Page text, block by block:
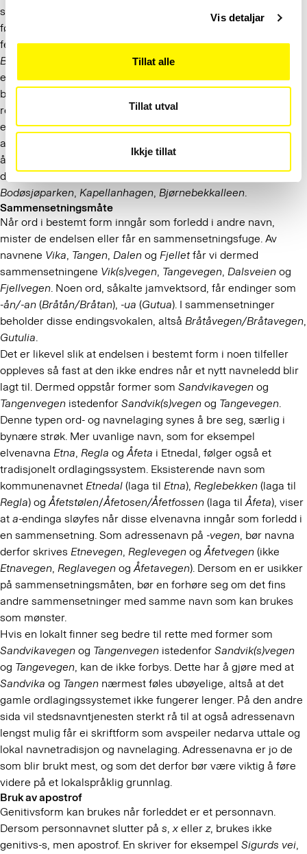
Vis detaljar
Tillat alle
Tillat utval
Ikkje tillat
stor forbokstav. Ved løse sammensetninger skal bare det
første ordet ha stor bokstav når resten av navnet er et
fellesnavn i ubestemt form:Øraker allé,Nedre gate.
Bodøsjøen Park
Kapellanens Hageog
eksempler på navn som private utbyggere har markedsført
boligprosjekter med. Disse navna bryter med vanlig
rettskriving ettersom etterleddet har stor bokstav uten at det
er et egennavn. I slike tilfeller tilrår stedsnavntjenesten alltid
at en bruker liten bokstav i etterleddet. Dersom det er aktuelt
å ta i bruk disse navna som offisielle adressenavn, bør en
dessuten vurdere samskriving og bestemt form:
Bodøsjøparken, Kapellanhagen, Bjørnebekkalleen.
Sammensetningsmåte
Når ord i bestemt form inngår som forledd i andre navn,
mister de endelsen eller får en sammensetningsfuge. Av
navnene Vika, Tangen, Dalen og Fjelletfår vi dermed
sammensetningene Vik(s)vegen, Tangevegen, Dalsveien og
Fjellvegen. Noen ord, såkalte jamvektsord, får endinger som
-ån/-an (Bråtån/Bråtan), -ua (Gutua). I sammensetninger
beholder disse endingsvokalen, altså Bråtåvegen/Bråtavegen,
Gutulia.
Det er likevel slik at endelsen i bestemt form i noen tilfeller
oppleves så fast at den ikke endres når et nytt navneledd blir
lagt til. Dermed oppstår former som Sandvikavegen og
Tangenvegen istedenfor Sandvik(s)vegen og Tangevegen.
Denne typen ord- og navnelaging synes å bre seg, særlig i
bynære strøk. Mer uvanlige navn, som for eksempel
elvenavna Etna, Regla ogÅfeta i Etnedal, følger også et
tradisjonelt ordlagingssystem. Eksisterende navn som
kommunenavnet Etnedal (laga til Etna), Reglebekken (laga til
Regla) ogÅfetstølen/Åfetosen/Åfetfossen (laga tilÅfeta), viser
at a-endinga sløyfes når disse elvenavna inngår som forledd i
en sammensetning. Som adressenavn på -vegen, bør navna
derfor skrives Etnevegen, Reglevegen ogÅfetvegen (ikke
Etnavegen, Reglavegen ogÅfetavegen). Dersom en er usikker
på sammensetningsmåten, bør en forhøre seg om det fins
andre sammensetninger med samme navn som kan brukes
som mønster.
Hvis en lokalt finner seg bedre til rette med former som
Sandvikavegen og Tangenvegen istedenfor Sandvik(s)vegen
og Tangevegen, kan de ikke forbys. Dette har å gjøre med at
Sandvika og Tangen nærmest føles ubøyelige, altså at det
gamle ordlagingssystemet ikke fungerer lenger. På den andre
sida vil stedsnavntjenesten sterkt rå til at også adressenavn
lengst mulig får ei skriftform som avspeiler nedarva uttale og
lokal navnetradisjon og navnelaging. Adressenavna er jo de
som blir brukt mest, og som det derfor bør være viktig å føre
videre på et lokalspråklig grunnlag.
Bruk av apostrof
Genitivsform kan brukes når forleddet er et personnavn.
Dersom personnavnet slutter på s,x eller z, brukes ikke
genitivs-s, men apostrof. En skriver for eksempel Sigurds vei,